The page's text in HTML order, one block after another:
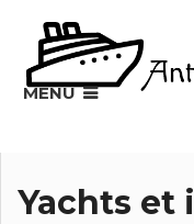
MENU
Yachts et